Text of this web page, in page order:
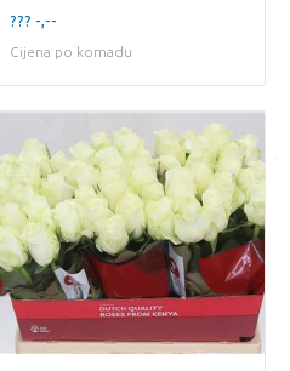
??? -,--
Cijena po komadu